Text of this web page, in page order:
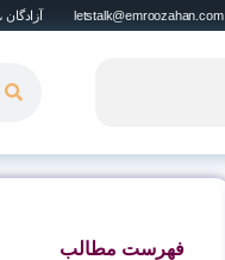
letstalk@emroozahan.com آزادگان
فهرست مطالب